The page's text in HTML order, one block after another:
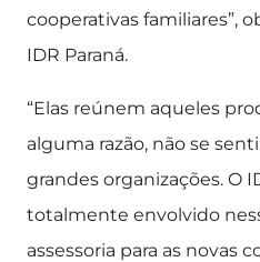
cooperativas familiares”,
IDR Paraná.
“Elas reúnem aqueles
alguma razão, não se
grandes organizações. O
totalmente envolvido
assessoria para as novas